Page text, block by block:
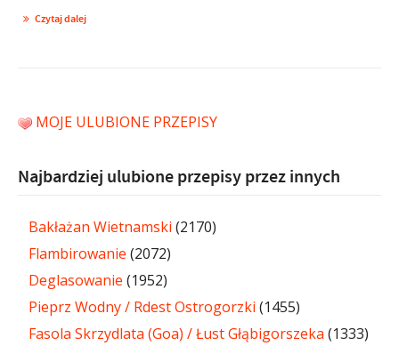
Czytaj dalej
MOJE ULUBIONE PRZEPISY
Najbardziej ulubione przepisy przez innych
Bakłażan Wietnamski (2170)
Flambirowanie (2072)
Deglasowanie (1952)
Pieprz Wodny / Rdest Ostrogorzki (1455)
Fasola Skrzydlata (Goa) / Łust Głąbigorszeka (1333)